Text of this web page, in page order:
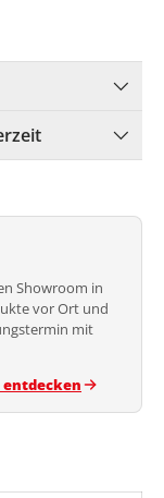
Showroom in
vor Ort und
mit
entdecken